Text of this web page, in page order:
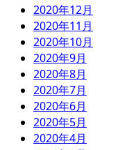
2020年12月
2020年11月
2020年10月
2020年9月
2020年8月
2020年7月
2020年6月
2020年5月
2020年4月